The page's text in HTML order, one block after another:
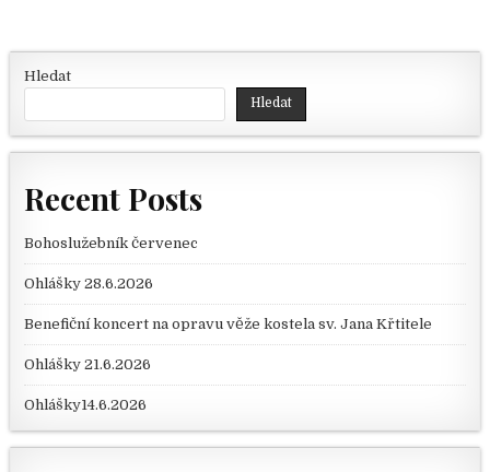
Hledat
Hledat
Recent Posts
Bohoslužebník červenec
Ohlášky 28.6.2026
Benefiční koncert na opravu věže kostela sv. Jana Křtitele
Ohlášky 21.6.2026
Ohlášky14.6.2026